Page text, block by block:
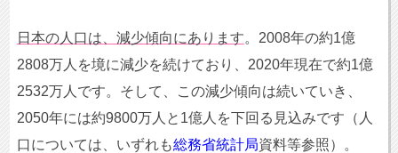
日本の人口は、減少傾向にあります。 2008年の約1億
2808万人を境に減少を続けており、 2020年現在で約1億
2532万人です。そして、この減少傾向は続いていき、
2050年には約9800万人と 1億人を下回る見込みです（人
口については、いずれも総務省統計局資料等参照）。